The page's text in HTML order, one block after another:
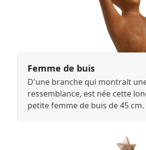
Femme de buis
D'une branche qui montrait
ressemblance, est née cette
petite femme de buis de 45